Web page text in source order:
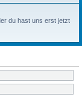
du hast uns erst jetzt